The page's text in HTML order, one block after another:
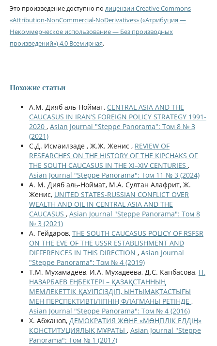
Это произведение доступно по лицензии Creative Commons
«Attribution-NonCommercial-NoDerivatives» («Атрибуция —
Некоммерческое использование — Без производных
произведений») 4.0 Всемирная.
Похожие статьи
А.М. Дияб аль-Ноймат, CENTRAL ASIA AND THE
CAUCASUS IN IRAN’S FOREIGN POLICY STRATEGY 1991-
2020 , Asian Journal "Steppe Panorama": Том 8 № 3
(2021)
С.Д. Исмаилзаде , Ж.Ж. Женис , REVIEW OF
RESEARCHES ON THE HISTORY OF THE KIPCHAKS OF
THE SOUTH CAUCASUS IN THE XI–XIV CENTURIES ,
Asian Journal "Steppe Panorama": Том 11 № 3 (2024)
А. М. Дияб аль-Ноймат, М.А. Султан Алафрит, Ж.
Женис, UNITED STATES-RUSSIAN CONFLICT OVER
WEALTH AND OIL IN CENTRAL ASIA AND THE
CAUCASUS , Asian Journal "Steppe Panorama": Том 8
№ 3 (2021)
A. Гейдаров, THE SOUTH CAUCASUS POLICY OF RSFSR
ON THE EVE OF THE USSR ESTABLISHMENT AND
DIFFERENCES IN THIS DIRECTION , Asian Journal
"Steppe Panorama": Том № 4 (2019)
Т.М. Мухамадеев, И.А. Мухадеева, Д.С. Капбасова, Н.
НАЗАРБАЕВ ЕҢБЕКТЕРІ – ҚАЗАҚСТАННЫҢ
МЕМЛЕКЕТТІК ҚАУІПСІЗДІГІ, ЫНТЫМАҚТАСТЫҒЫ
МЕН ПЕРСПЕКТИВТІЛІГІНІҢ ФЛАГМАНЫ РЕТІНДЕ ,
Asian Journal "Steppe Panorama": Том № 4 (2016)
Х. Абжанов, ДЕМОКРАТИЯ ЖƏНЕ «МƏҢГІЛІК ЕЛДІҢ»
КОНСТИТУЦИЯЛЫҚ МҰРАТЫ , Asian Journal "Steppe
Panorama": Том № 1 (2017)